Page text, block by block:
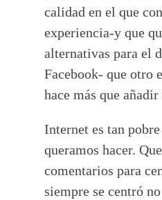
calidad en el que
experiencia-y que
alternativas para el
Facebook- que otro
hace más que
Internet es tan
queramos hacer.
comentarios para
siempre se centró